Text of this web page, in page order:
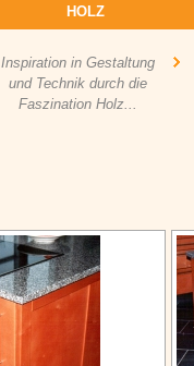
HOLZ
Inspiration in Gestaltung
und Technik durch die
Faszination Holz...